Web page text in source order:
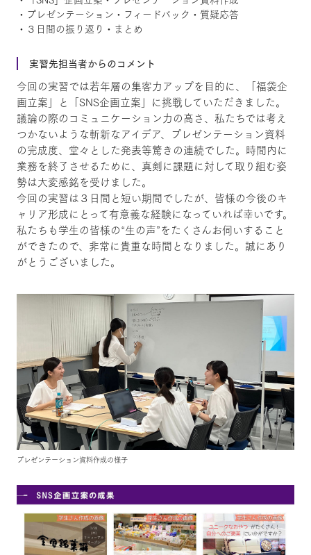
・プレゼンテーション・フィードバック・質疑応答
・３日間の振り返り・まとめ
実習先担当者からのコメント
今回の実習では若年層の集客力アップを目的に、「福袋企
画立案」と「SNS企画立案」に挑戦していただきました。
議論の際のコミュニケーション力の高さ、私たちでは考え
つかないような斬新なアイデア、プレゼンテーション資料
の完成度、堂々とした発表等驚きの連続でした。時間内に
業務を終了させるために、真剣に課題に対して取り組む姿
勢は大変感銘を受けました。
今回の実習は３日間と短い期間でしたが、皆様の今後のキ
ャリア形成にとって有意義な経験になっていれば幸いです。
私たちも学生の皆様の“生の声”をたくさんお伺いすること
ができたので、非常に貴重な時間となりました。誠にあり
がとうございました。
プレゼンテーション資料作成の様子